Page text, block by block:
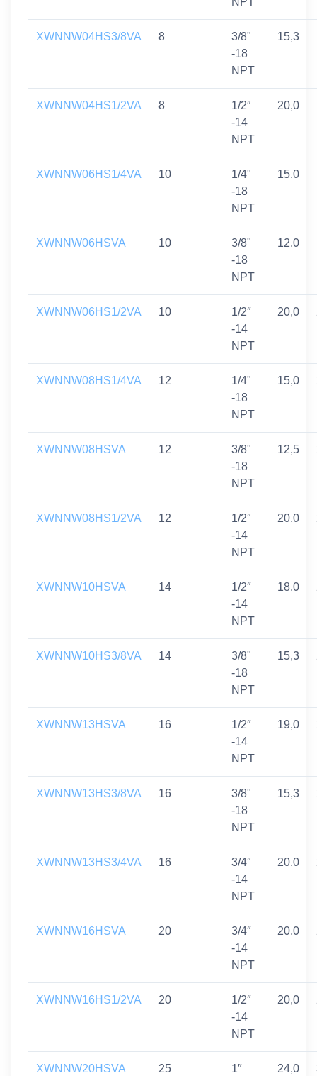
XWNNW04HS3/8VA 8
3/8"
-18
NPT
15,3
XWNNW04HS1/2VA 8
1/2″
-14
NPT
20,0
XWNNW06HS1/4VA 10
1/4"
-18
NPT
15,0
XWNNW06HSVA 10
3/8"
-18
NPT
12,0
XWNNW06HS1/2VA 10
1/2″
-14
NPT
20,0
XWNNW08HS1/4VA 12
1/4"
-18
NPT
15,0
XWNNW08HSVA 12
3/8"
-18
NPT
12,5
XWNNW08HS1/2VA 12
1/2″
-14
NPT
20,0
XWNNW10HSVA 14
1/2″
-14
NPT
18,0
XWNNW10HS3/8VA 14
3/8"
-18
NPT
15,3
XWNNW13HSVA 16
1/2″
-14
NPT
19,0
XWNNW13HS3/8VA 16
3/8"
-18
NPT
15,3
XWNNW13HS3/4VA 16
3/4″
-14
NPT
20,0
XWNNW16HSVA 20
3/4″
-14
NPT
20,0
XWNNW16HS1/2VA 20
1/2″
-14
NPT
20,0
XWNNW20HSVA 25
1″
24,0